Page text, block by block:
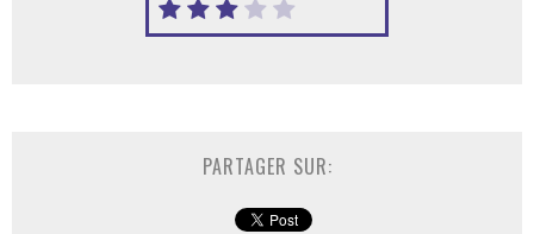
PARTAGER SUR: